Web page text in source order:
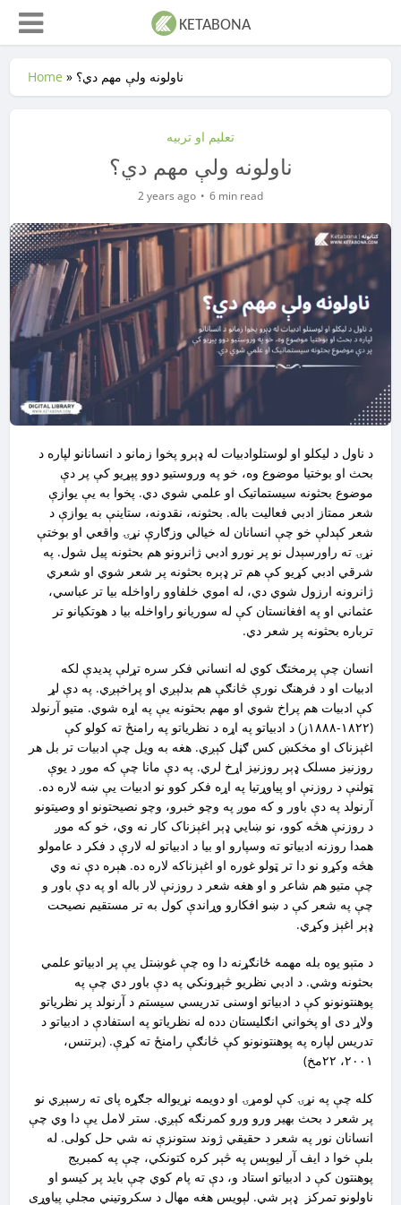
Home » ناولونه ولې مهم دي؟
تعلیم او تربیه
ناولونه ولې مهم دي؟
2 years ago 6 min read
د ناول د لیکلو او لوستلوادبیات له ډېرو پخوا زمانو د انسانانو لپاره د
بحث او بوختیا موضوع وه، خو په وروستیو دوو پېړیو کې پر دې
موضوع بحثونه سیستماتیک او علمي شوي دي. پخوا به یې یوازې
شعر ممتاز ادبي فعالیت باله. بحثونه،‌ نقدونه، ستاینې به یوازې د
شعر کېدلې خو چې انسانان له خیالي وزګارې نړۍ واقعي او بوختې
نړۍ ته راورسېدل نو پر نورو ادبي ژانرونو هم بحثونه پیل شول. په
شرقي ادبي کړیو کې هم تر ډېره بحثونه پر شعر شوي او شعري
ژانرونه ارزول شوي دي، له اموي خلفاوو راواخله بیا تر عباسي،
عثماني او په افغانستان کې له سوریانو راواخله بیا د هوتکیانو تر
ترباره بحثونه پر شعر دي.
انسان چې پرمختګ کوي له انساني فکر سره تړلې پدیدې لکه
ادبیات او د فرهنګ نورې څانګې هم بدلېږي او پراخېږي. په دې لړ
کې ادبیات هم پراخ شوي او مهم بحثونه یې په اړه شوي. متیو آرنولد
(۱۸۲۲-۱۸۸۸ز) د ادبیاتو په اړه د نظریاتو په رامنځ ته کولو کې
اغېزناک او مخکښ کس ګڼل کېږي. هغه به ویل چې ادبیات تر بل هر
روزنیز مسلک ډېر روزنیز اړخ لري. په دې مانا چې که موږ د یوې
ټولنې د روزنې او پیاوړتیا په اړه فکر کوو نو ادبیات یې ښه لاره ده.
آرنولد په دې باور و که موږ په وچو خبرو،‌ وچو نصیحتونو او وصیتونو
د روزنې هڅه کوو، نو ښايي ډېر اغېزناک کار نه وي، خو که موږ
همدا روزنه ادبیاتو ته وسپارو او بیا د ادبیاتو له لارې د فکر د عامولو
هڅه وکړو نو دا تر ټولو غوره او اغېزناکه لاره ده. هېره دې نه وي
چې متیو هم شاعر و او هغه شعر د روزنې لار باله او په دې باور و
چې په شعر کې د ښو افکارو وړاندې کول به تر مستقیم نصیحت
ډېر اغېز وکړي.
د متېو یوه بله مهمه ځانګړنه دا وه چې غوښتل یې پر ادبیاتو علمي
بحثونه وشي. د ادبي نظریو څېړونکي په دې باور دي چې په
پوهنتونونو کې د ادبیاتو اوسنی تدریسي سیستم د آرنولد پر نظریاتو
ولاړ دی او پخواني انګلیستان دده له نظریاتو په استفادې د ادبیاتو د
تدریس لپاره په پوهنتونونو کې څانګې رامنځ ته کړې. (برتنس،
۲۰۰۱، ۲۲مخ)
کله چې په نړۍ کې لومړۍ او دویمه نړیواله جګړه پای ته رسېږي نو
پر شعر د بحث بهیر ورو ورو کمرنګه کېږي. ستر لامل یې دا وي چې
انسانان نور په شعر د حقیقي ژوند ستونزې نه شي حل کولی. له
بلې خوا د ایف آر لیوېس په څېر کره کتونکي، چې په کمبریج
پوهنتون کې د ادبیاتو استاد و، دې ته پام کوي چې باید پر کیسو او
ناولونو تمرکز ډېر شي. لېویس هغه مهال د سکروتیني مجلې پياوړی